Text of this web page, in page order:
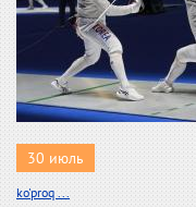
30 июль
ko'proq ...